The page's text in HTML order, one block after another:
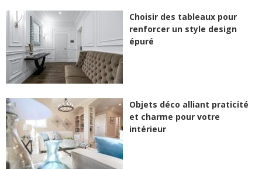
Choisir des tableaux pour
renforcer un style design
épuré
Objets déco alliant praticité
et charme pour votre
intérieur